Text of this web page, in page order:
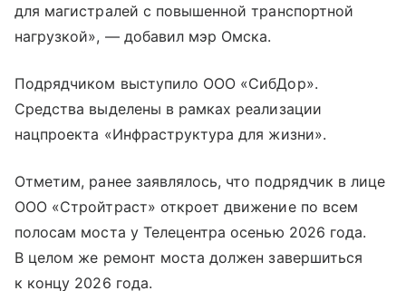
для магистралей с повышенной транспортной
нагрузкой», — добавил мэр Омска.
Подрядчиком выступило ООО «СибДор».
Средства выделены в рамках реализации
нацпроекта «Инфраструктура для жизни».
Отметим, ранее заявлялось, что подрядчик в лице
ООО «Стройтраст» откроет движение по всем
полосам моста у Телецентра осенью 2026 года.
В целом же ремонт моста должен завершиться
к концу 2026 года.